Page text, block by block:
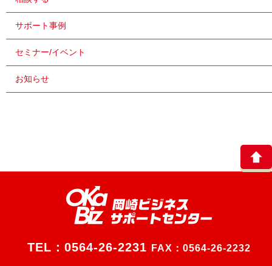
サポート事例
セミナー/イベント
お知らせ
TEL： 0564-26-2231 FAX：0564-26-2232